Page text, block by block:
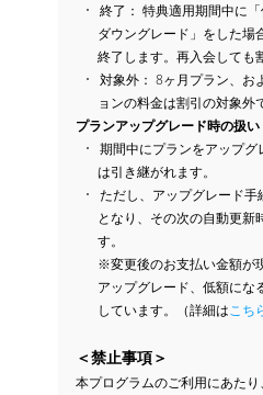
終了： 特典適用期間中に
ダウングレード」をした場
終了します。再入会しても
対象外： 8ヶ月プラン、お
ョンの料金は割引の対象外
プランアップグレード時の扱い
期間中にプランをアップ
は引き継がれます。
ただし、アップグレード
となり、その次の自動更新
す。
※変更後のお支払い金額が
アップグレード、低額にな
しています。（詳細はこち
＜禁止事項＞
本プログラムのご利用にあた